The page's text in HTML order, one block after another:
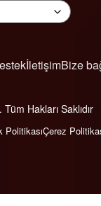
İletişimBize
Hakları Saklıdır
PolitikasıÇerez